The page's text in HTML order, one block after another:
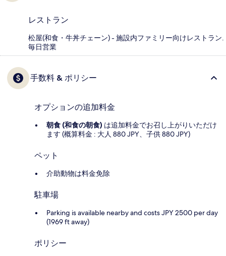
レストラン
松屋(和食・牛丼チェーン) - 施設内ファミリー向けレストラン.
毎日営業
手数料 & ポリシー
オプションの追加料金
朝食 (和食の朝食) は追加料金でお召し上がりいただけ
ます (概算料金 : 大人 880 JPY、子供 880 JPY)
ペット
介助動物は料金免除
駐車場
Parking is available nearby and costs JPY 2500 per day
(1969 ft away)
ポリシー